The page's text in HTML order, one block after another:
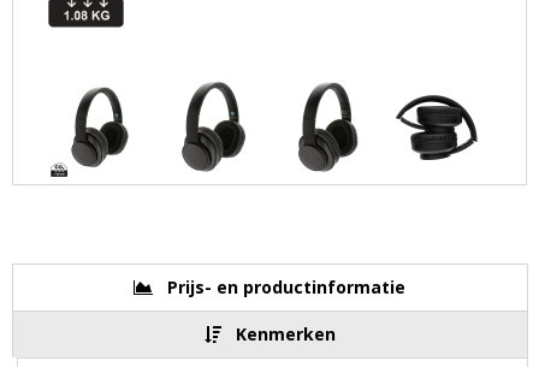
Prijs- en productinformatie
Kenmerken